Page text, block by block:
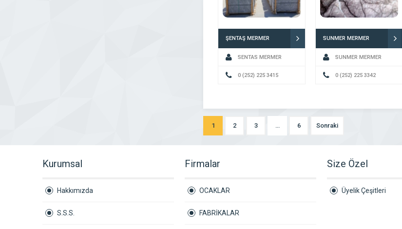
ŞENTAŞ MERMER
SENTAS MERMER
0 (252) 225 3415
SUNMER MERMER
SUNMER MERMER
0 (252) 225 3342
1 2 3 … 6 Sonraki
Kurumsal
Hakkımızda
S.S.S.
Firmalar
OCAKLAR
FABRİKALAR
Size Özel
Üyelik Çeşitleri